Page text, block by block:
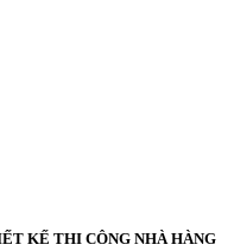
KẾ THI CÔNG NHÀ HÀNG